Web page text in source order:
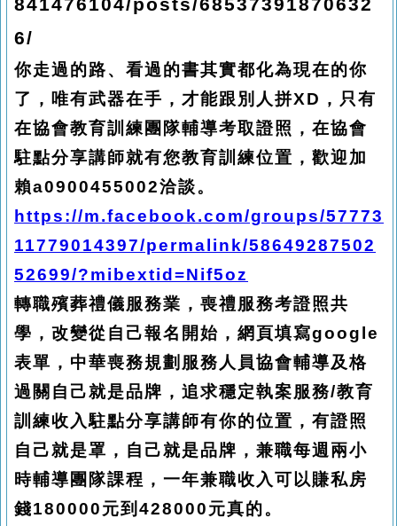
841476104/posts/68537391870632
6/
你走過的路、看過的書其實都化為現在的你
了，唯有武器在手，才能跟別人拼XD，只有
在協會教育訓練團隊輔導考取證照，在協會
駐點分享講師就有您教育訓練位置，歡迎加
賴a0900455002洽談。
https://m.facebook.com/groups/57773
11779014397/permalink/58649287502
52699/?mibextid=Nif5oz
轉職殯葬禮儀服務業，喪禮服務考證照共
學，改變從自己報名開始，網頁填寫google
表單，中華喪務規劃服務人員協會輔導及格
過關自己就是品牌，追求穩定執案服務/教育
訓練收入駐點分享講師有你的位置，有證照
自己就是罩，自己就是品牌，兼職每週兩小
時輔導團隊課程，一年兼職收入可以賺私房
錢180000元到428000元真的。